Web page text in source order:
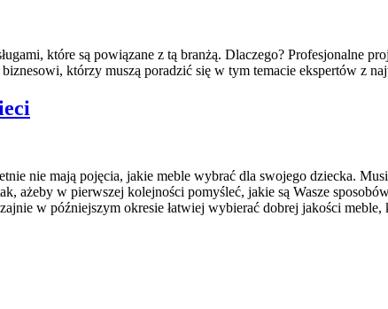
które są powiązane z tą branżą. Dlaczego?
którzy muszą poradzić się w tym temacie ekspertów z
nie mają pojęcia, jakie meble wybrać dla swojego dziecka.
ażeby w pierwszej kolejności pomyśleć, jakie są Wasze
w późniejszym okresie łatwiej wybierać dobrej jakości